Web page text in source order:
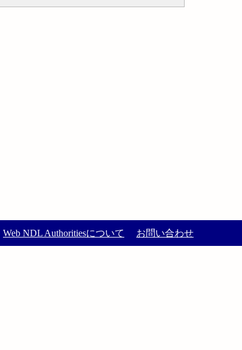
Web NDL Authoritiesについて お問い合わせ